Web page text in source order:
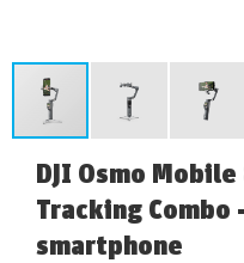
DJI Osmo
Tracking
smartphone